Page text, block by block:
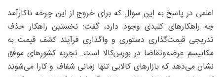
اعلمی در پاسخ به این سوال که برای خروج از این چرخه ناکارآمد
چه راهکارهای کلیدی وجود دارد، گفت: نخستین راهکار حذف
تدریجی قیمت‌گذاری دستوری و واگذاری فرآیند کشف قیمت به
مکانیسم عرضه‌وتقاضا در بورس‌کالا است. تجربه کشورهای موفق
نشان می‌دهد که بازارهای کالایی تنها زمانی شفاف و کارا می‌شوند